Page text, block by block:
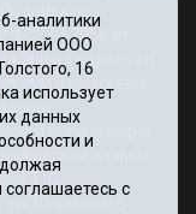
67956 от
по надзору в
и массовых
организация
«Красное знамя».
Т. В.
ул. Шишкова, 6
аналитики
ООО
16
использует
данных
и
с